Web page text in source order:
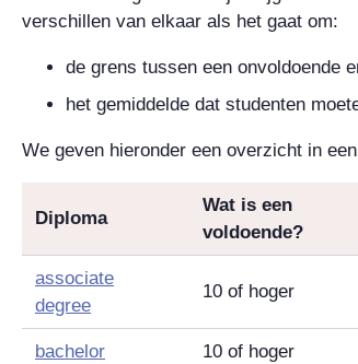
verschillen van elkaar als het gaat om:
de grens tussen een onvoldoende
het gemiddelde dat studenten
We geven hieronder een overzicht in
Diploma
Wat is een
voldoende?
associate
degree
10 of hoger
bachelor 10 of hoger